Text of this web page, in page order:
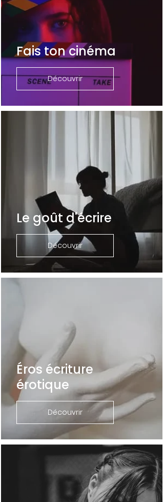
Fais ton cinéma
Découvrir
Le goût d'écrire
Découvrir
Éros écriture
érotique
Découvrir